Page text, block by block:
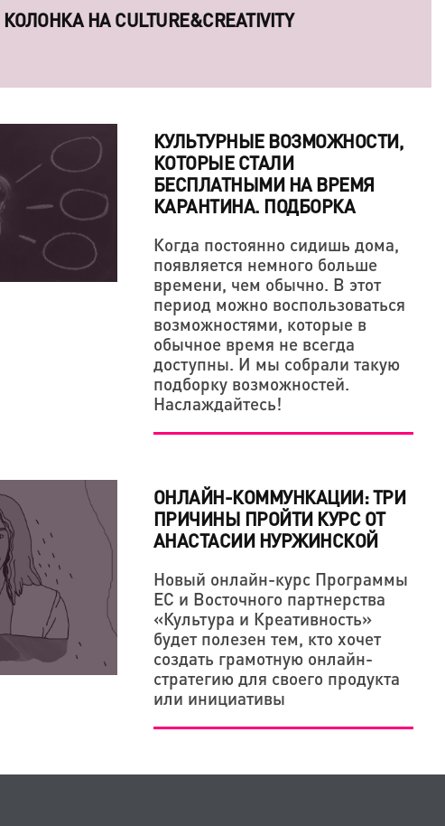
ОДНАЖДЫ ПООБЕЩАЛ ОТОМСТИТЬ МИРУ
ТВОРЧЕСКАЯ ПОЗИЦИЯ ТОЖЕ ДЕРЖИТСЯ НА
НА CULTURE&CREATIVITY
СПОСОБНЫ ЗАВОЕВАТЬ СЕРДЦА КРЕАТИВНЫХ
КУЛЬТУРНЫЕ ВОЗМОЖНОСТИ,
КОТОРЫЕ СТАЛИ
БЕСПЛАТНЫМИ НА ВРЕМЯ
КАРАНТИНА. ПОДБОРКА
Когда постоянно сидишь дома,
появляется немного больше
времени, чем обычно. В этот
период можно воспользоваться
возможностями, которые в
обычное время не всегда
доступны. И мы собрали такую
подборку возможностей.
Наслаждайтесь!
ОНЛАЙН-КОММУНКАЦИИ: ТРИ
ПРИЧИНЫ ПРОЙТИ КУРС ОТ
АНАСТАСИИ НУРЖИНСКОЙ
Новый онлайн-курс Программы
ЕС и Восточного партнерства
«Культура и Креативность»
будет полезен тем, кто хочет
создать грамотную онлайн-
стратегию для своего продукта
или инициативы